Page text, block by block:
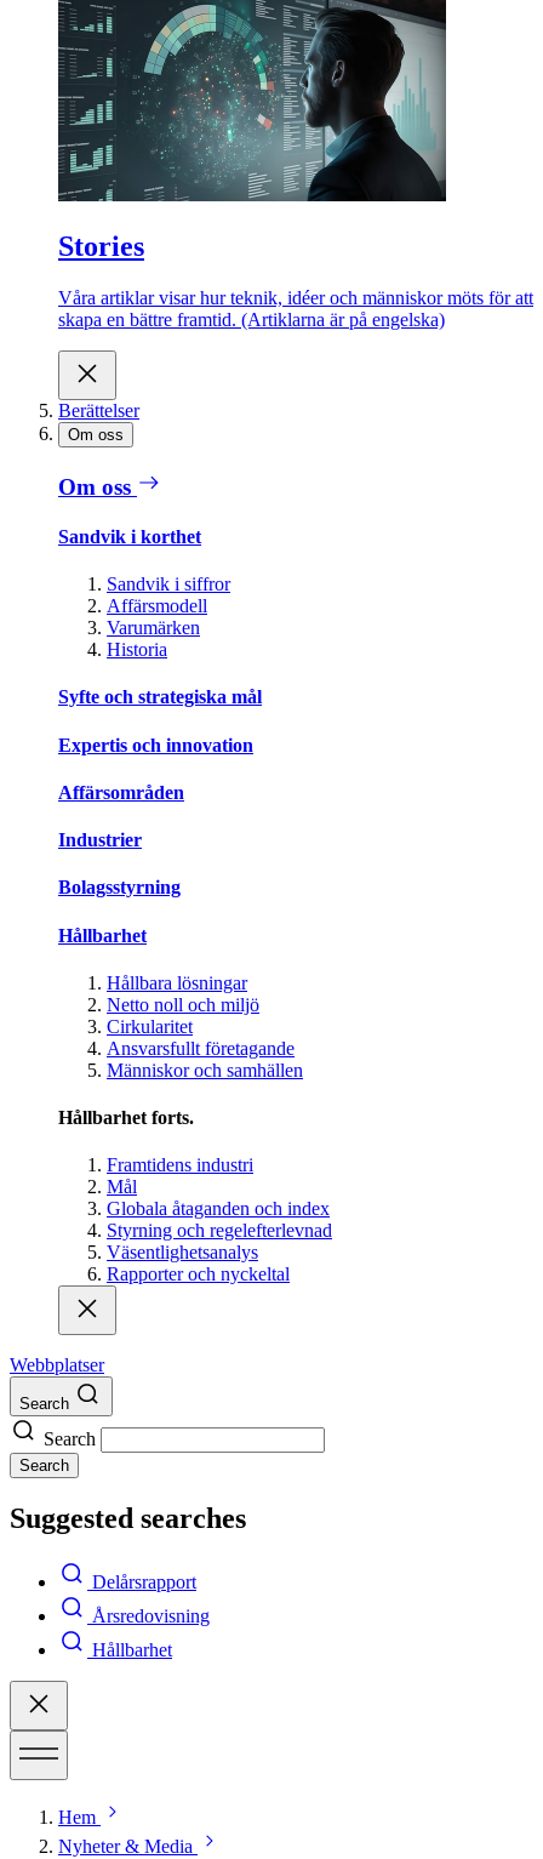
Stories
Våra artiklar visar hur teknik, idéer och människor möts för att
skapa en bättre framtid. (Artiklarna är på engelska)
Berättelser
Om oss
Om oss
Sandvik i korthet
Sandvik i siffror
Affärsmodell
Varumärken
Historia
Syfte och strategiska mål
Expertis och innovation
Affärsområden
Industrier
Bolagsstyrning
Hållbarhet
Hållbara lösningar
Netto noll och miljö
Cirkularitet
Ansvarsfullt företagande
Människor och samhällen
Hållbarhet forts.
Framtidens industri
Mål
Globala åtaganden och index
Styrning och regelefterlevnad
Väsentlighetsanalys
Rapporter och nyckeltal
Webbplatser
Search
Search
Search
Suggested searches
Delårsrapport
Årsredovisning
Hållbarhet
Hem
Nyheter & Media